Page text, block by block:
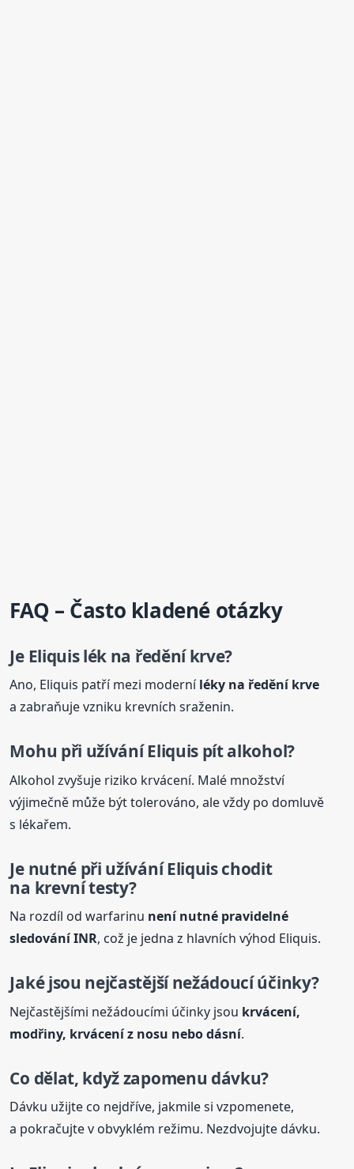
FAQ – Často kladené otázky
Je Eliquis lék na ředění krve?
Ano, Eliquis patří mezi moderníléky na ředění krve
a zabraňuje vzniku krevních sraženin.
Mohu při užívání Eliquis pít alkohol?
Alkohol zvyšuje riziko krvácení. Malé množství
výjimečně může být tolerováno, ale vždy po domluvě
s lékařem.
Je nutné při užívání Eliquis chodit
na krevní testy?
Na rozdíl od warfarinu není nutné pravidelné
sledování INR, což je jedna z hlavních výhod Eliquis.
Jaké jsou nejčastější nežádoucí účinky?
Nejčastějšími nežádoucími účinky jsou krvácení,
modřiny, krvácení z nosu nebo dásní.
Co dělat, když zapomenu dávku?
Dávku užijte co nejdříve, jakmile si vzpomenete,
a pokračujte v obvyklém režimu. Nezdvojujte dávku.